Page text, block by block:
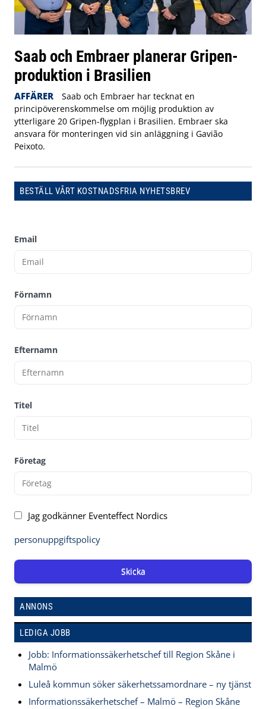
Saab och Embraer planerar Gripen-
produktion i Brasilien
AFFÄRER
Saab och Embraer har tecknat en
principöverenskommelse om möjlig produktion av
ytterligare 20 Gripen-flygplan i Brasilien. Embraer ska
ansvara för monteringen vid sin anläggning i Gavião
Peixoto.
BESTÄLL VÅRT KOSTNADSFRIA NYHETSBREV
Email
Förnamn
Efternamn
Titel
Företag
Jag godkänner Eventeffect Nordics
personuppgiftspolicy
Skicka
ANNONS
LEDIGA JOBB
Jobb: Informationssäkerhetschef till Region Skåne i
Malmö
Luleå kommun söker säkerhetssamordnare – ny tjänst
Informationssäkerhetschef – Malmö – Region Skåne